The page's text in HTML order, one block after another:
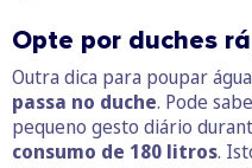
Opte por duches
Outra dica para poupar
passa no duche. Pode
pequeno gesto diário
consumo de 180 litros.